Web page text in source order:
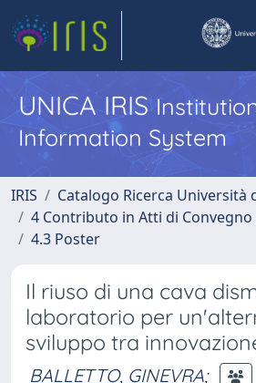
UNICA IRIS
Information System
IRIS
Catalogo Ricerca Università
4 Contributo in Atti di
4.3 Poster
Il riuso di una cava
laboratorio per
sviluppo tra
BALLETTO, GINEVRA;